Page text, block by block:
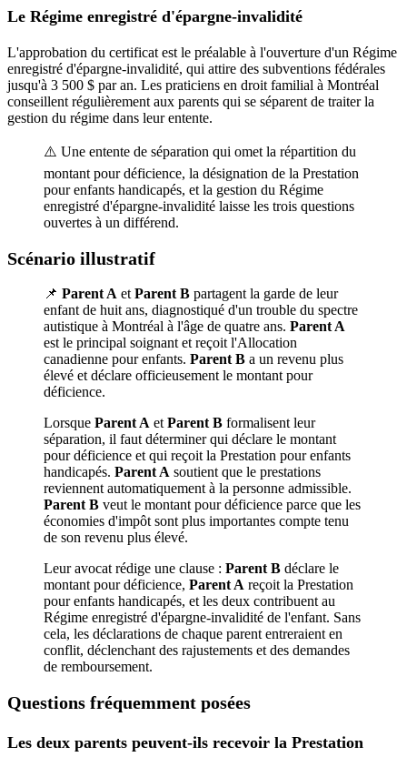
Le Régime enregistré d'épargne-invalidité
L'approbation du certificat est le préalable à l'ouverture d'un Régime
enregistré d'épargne-invalidité, qui attire des subventions fédérales
jusqu'à 3 500 $ par an. Les praticiens en droit familial à Montréal
conseillent régulièrement aux parents qui se séparent de traiter la
gestion du régime dans leur entente.
⚠️ Une entente de séparation qui omet la répartition du
montant pour déficience, la désignation de la Prestation
pour enfants handicapés, et la gestion du Régime
enregistré d'épargne-invalidité laisse les trois questions
ouvertes à un différend.
Scénario illustratif
📌 Parent A et Parent B partagent la garde de leur
enfant de huit ans, diagnostiqué d'un trouble du spectre
autistique à Montréal à l'âge de quatre ans. Parent A
est le principal soignant et reçoit l'Allocation
canadienne pour enfants. Parent B a un revenu plus
élevé et déclare officieusement le montant pour
déficience.
Lorsque Parent A et Parent B formalisent leur
séparation, il faut déterminer qui déclare le montant
pour déficience et qui reçoit la Prestation pour enfants
handicapés. Parent A soutient que le prestations
reviennent automatiquement à la personne admissible.
Parent B veut le montant pour déficience parce que les
économies d'impôt sont plus importantes compte tenu
de son revenu plus élevé.
Leur avocat rédige une clause : Parent B déclare le
montant pour déficience, Parent A reçoit la Prestation
pour enfants handicapés, et les deux contribuent au
Régime enregistré d'épargne-invalidité de l'enfant. Sans
cela, les déclarations de chaque parent entreraient en
conflit, déclenchant des rajustements et des demandes
de remboursement.
Questions fréquemment posées
Les deux parents peuvent-ils recevoir la Prestation